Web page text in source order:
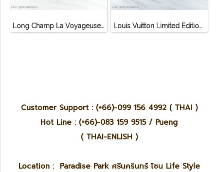
Long Champ La Voyageuse Bag Leather Louis Vuitton Limited Edition Monogram Canvas Sofia Coppola SC Bag
Customer Support : (+66)-099 156 4992 ( THAI )
Hot Line : (+66)-083 159 9515 / Pueng
( THAI-ENLISH )
Location : Paradise Park ศรีนครินทร์ โซน Life Style